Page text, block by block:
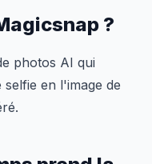
?
photos AI qui
en l'image de